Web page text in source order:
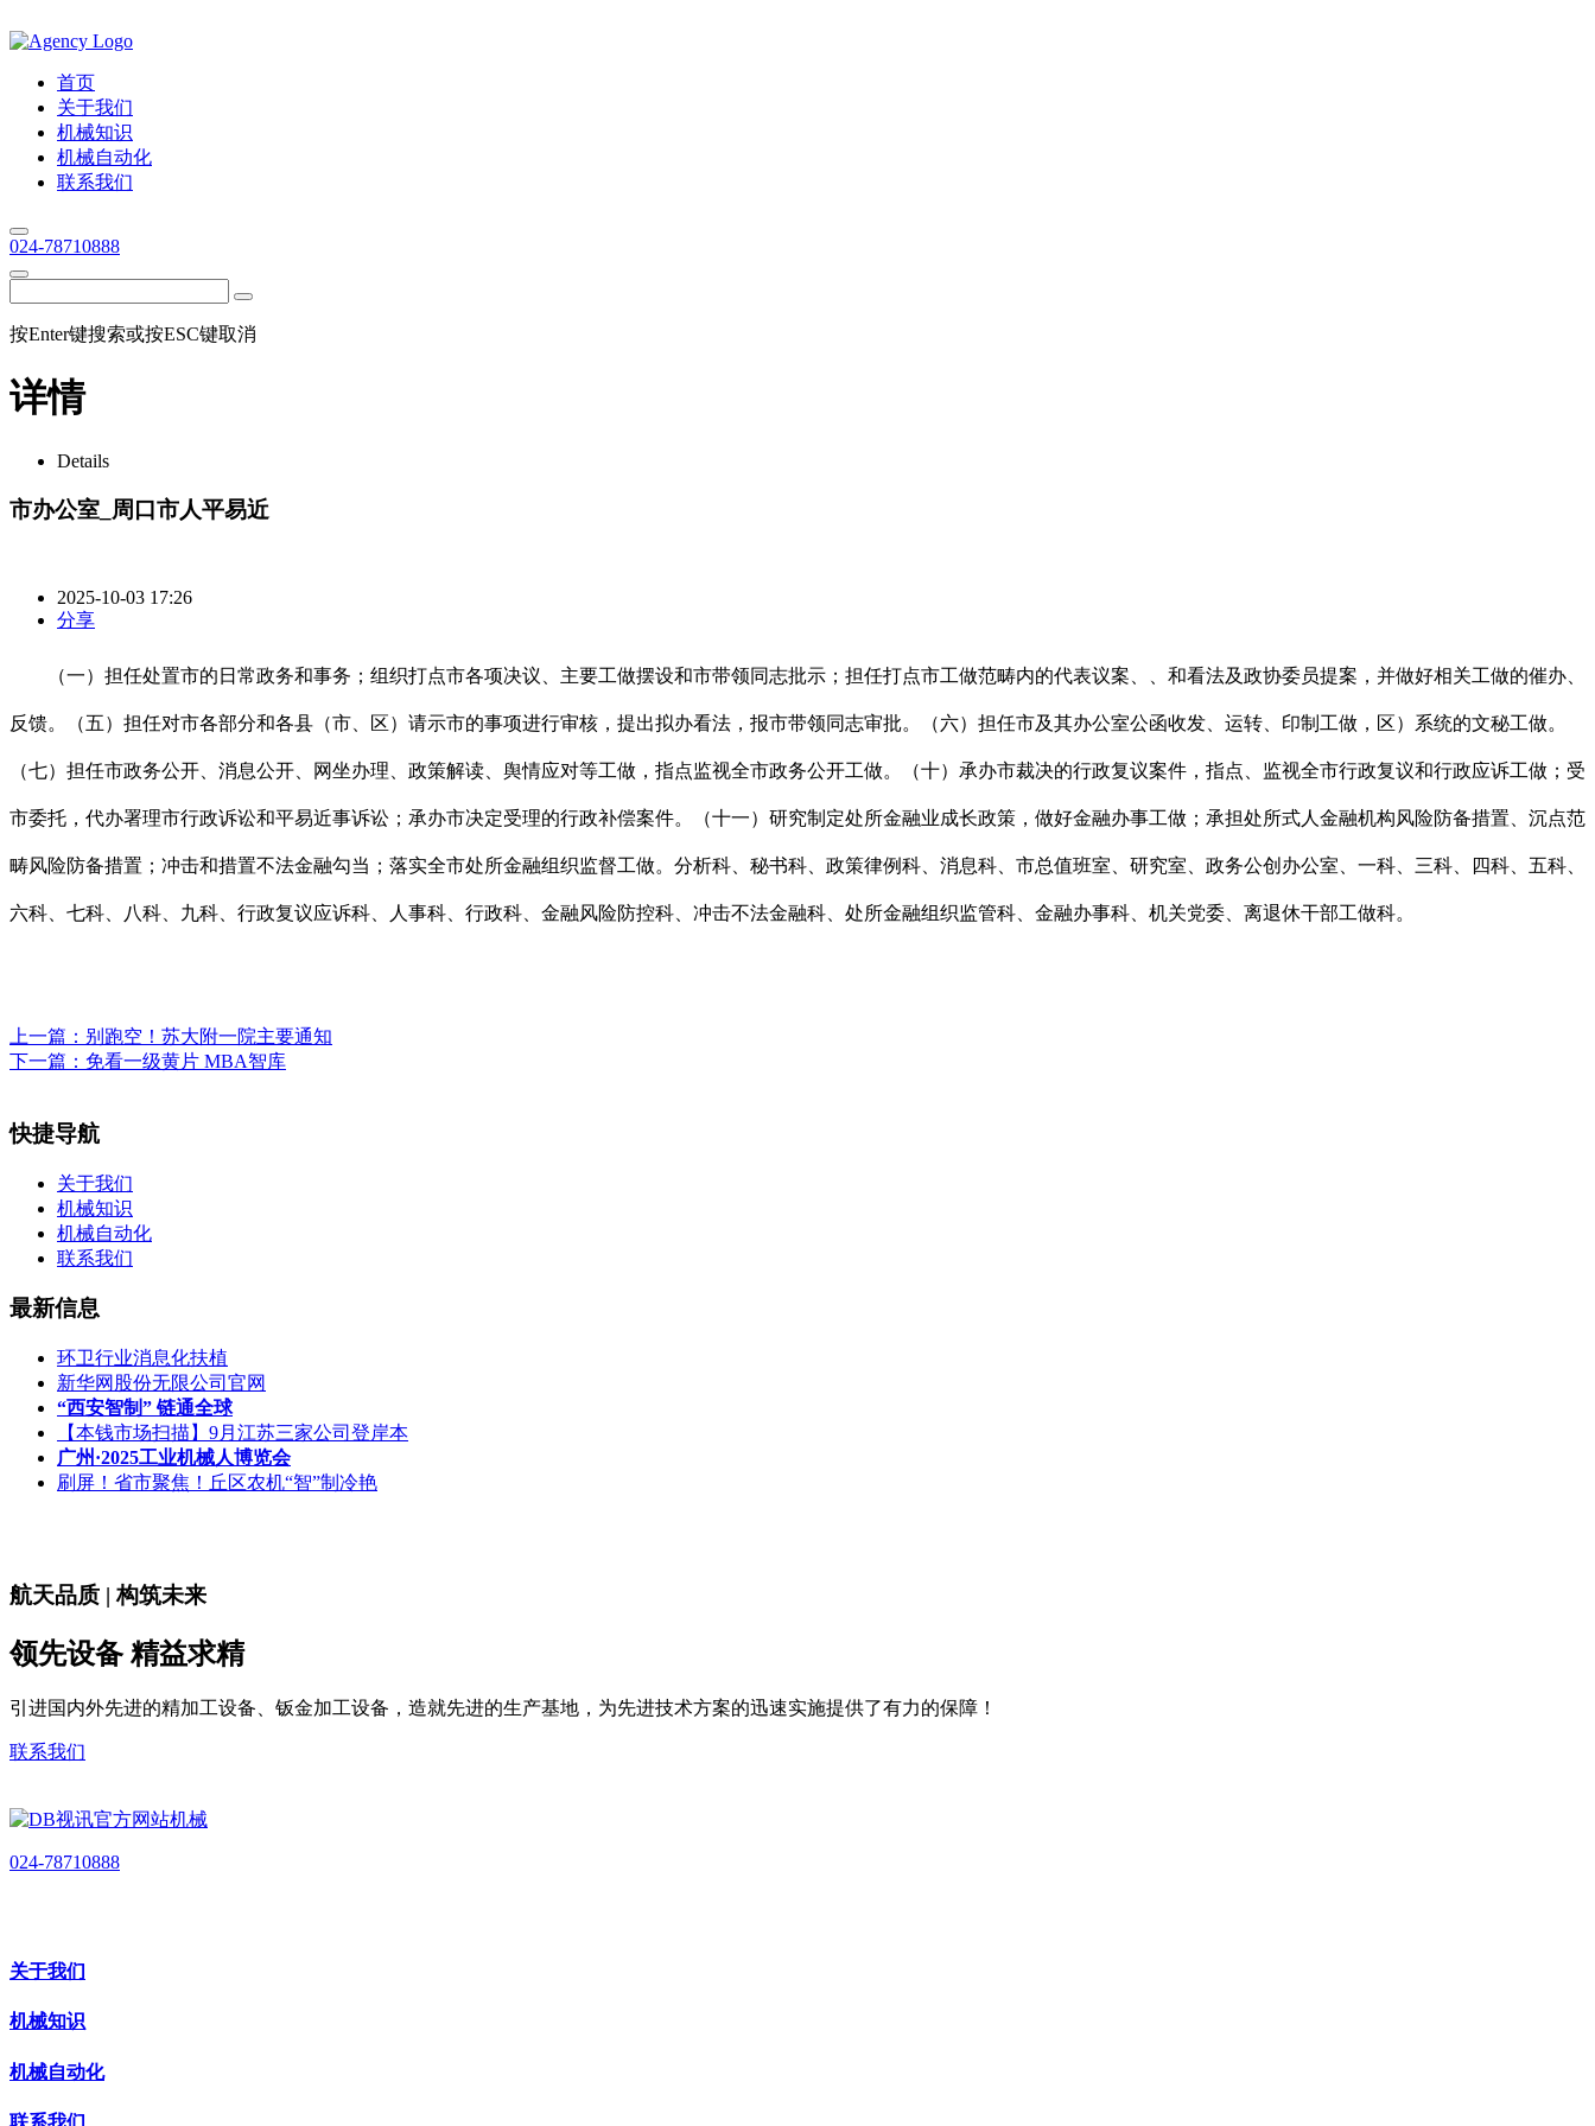
首页
关于我们
机械知识
机械自动化
联系我们
024-78710888
按Enter键搜索或按ESC键取消
详情
Details
市办公室_周口市人平易近
2025-10-03 17:26
分享
（一）担任处置市的日常政务和事务；组织打点市各项决议、主要工做摆设和市带领同志批示；担任打点市工做范畴内的代表议案、、和看法及政协委员提案，并做好相关工做的催办、
反馈。（五）担任对市各部分和各县（市、区）请示市的事项进行审核，提出拟办看法，报市带领同志审批。（六）担任市及其办公室公函收发、运转、印制工做，区）系统的文秘工做。
（七）担任市政务公开、消息公开、网坐办理、政策解读、舆情应对等工做，指点监视全市政务公开工做。（十）承办市裁决的行政复议案件，指点、监视全市行政复议和行政应诉工做；受
市委托，代办署理市行政诉讼和平易近事诉讼；承办市决定受理的行政补偿案件。（十一）研究制定处所金融业成长政策，做好金融办事工做；承担处所式人金融机构风险防备措置、沉点范
畴风险防备措置；冲击和措置不法金融勾当；落实全市处所金融组织监督工做。分析科、秘书科、政策律例科、消息科、市总值班室、研究室、政务公创办公室、一科、三科、四科、五科、
六科、七科、八科、九科、行政复议应诉科、人事科、行政科、金融风险防控科、冲击不法金融科、处所金融组织监管科、金融办事科、机关党委、离退休干部工做科。
上一篇： 别跑空！苏大附一院主要通知
下一篇： 免看一级黄片 MBA智库
快捷导航
关于我们
机械知识
机械自动化
联系我们
最新信息
环卫行业消息化扶植
新华网股份无限公司官网
“西安智制” 链通全球
【本钱市场扫描】9月江苏三家公司登岸本
广州·2025工业机械人博览会
刷屏！省市聚焦！丘区农机“智”制冷艳
航天品质 | 构筑未来
领先设备 精益求精
引进国内外先进的精加工设备、钣金加工设备，造就先进的生产基地，为先进技术方案的迅速实施提供了有力的保障！
联系我们
024-78710888
关于我们
机械知识
机械自动化
联系我们